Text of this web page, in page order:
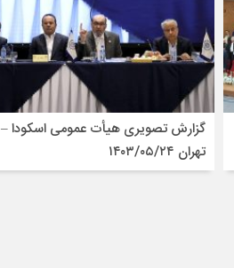
گزارش تصویری هیأت عمومی اسکودا –
تهران ۱۴۰۳/۰۵/۲۴